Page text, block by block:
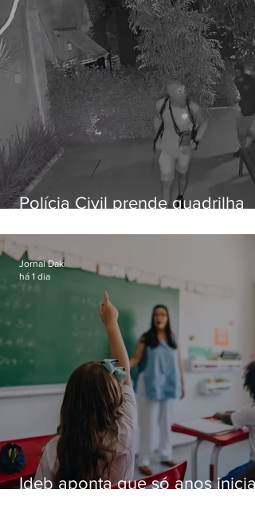
Polícia Civil prende quadrilha
residências de luxo no Rio
Ideb aponta que só anos
Jornal Daki
há 1 dia